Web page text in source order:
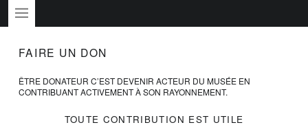
FAIRE UN DON
ÊTRE DONATEUR C’EST DEVENIR ACTEUR DU MUSÉE EN
CONTRIBUANT ACTIVEMENT À SON RAYONNEMENT.
TOUTE CONTRIBUTION EST UTILE